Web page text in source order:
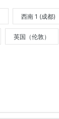
西南 1 (成都)
英国（伦敦）